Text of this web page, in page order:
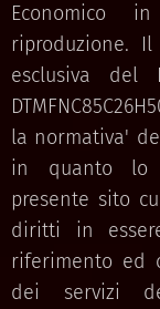
Economico
riproduzione.
esclusiva del
la normativa'
in quanto lo
presente sito
diritti in
riferimento ed
dei servizi